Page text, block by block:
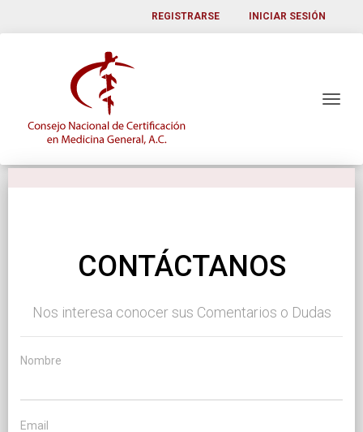
REGISTRARSE INICIAR SESIÓN
CONTÁCTANOS
Nos interesa conocer sus Comentarios o Dudas
Nombre
Email